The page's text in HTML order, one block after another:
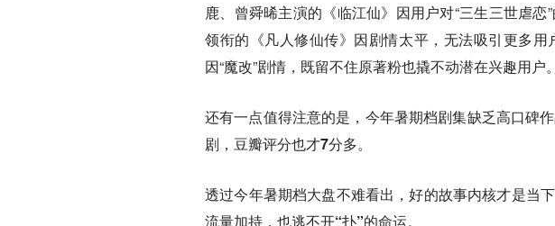
鹿、曾舜晞主演的《临江仙》因用户对“三生三世虐
领衔的《凡人修仙传》因剧情太平，无法吸引更多
因“魔改”剧情，既留不住原著粉也撬不动潜在兴趣用户。
还有一点值得注意的是， 今年暑期档剧集缺乏高口碑
剧，豆瓣评分也才7分多。
透过今年暑期档大盘不难看出，好的故事内核才是当
流量加持，也逃不开“扑”的命运。